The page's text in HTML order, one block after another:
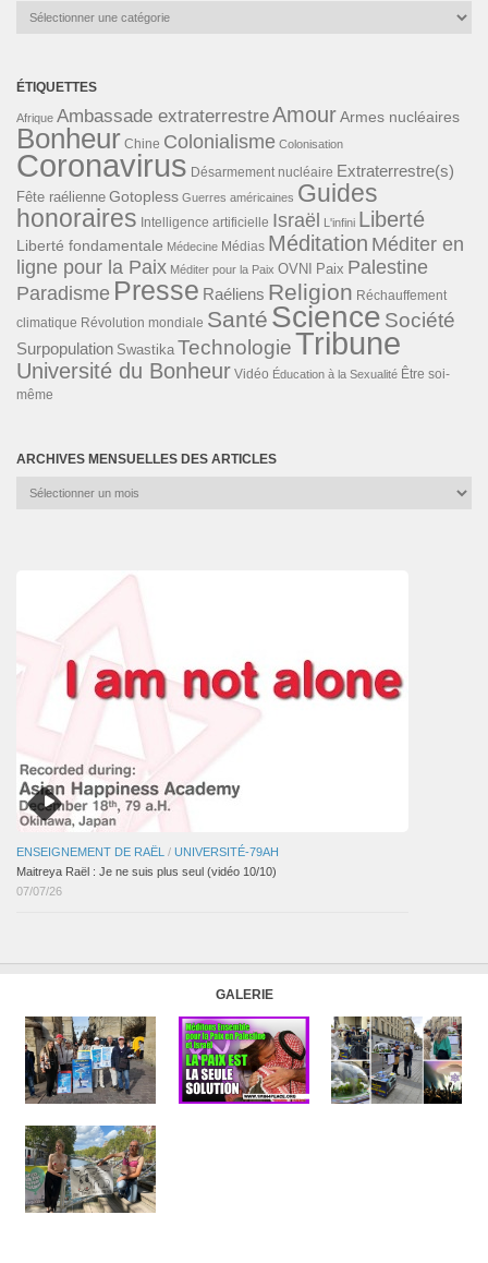
Catégories
ÉTIQUETTES
Afrique Ambassade extraterrestreAmourArmes nucléaires
Bonheur Chine Colonialisme Colonisation
Coronavirus Désarmement nucléaire Extraterrestre(s)
Fête raélienne Gotopless Guerres américaines Guides
honoraires Intelligence artificielle Israël L'infini Liberté
Liberté fondamentale Médecine Médias Méditation Méditer en
ligne pour la Paix Méditer pour la Paix OVNI Paix Palestine
Paradisme Presse Raéliens Religion Réchauffement
climatique Révolution mondiale Santé Science Société
Surpopulation Swastika TechnologieTribune
Université du Bonheur Vidéo Éducation à la Sexualité Être soi-
même
ARCHIVES MENSUELLES DES ARTICLES
Archives
ENSEIGNEMENT DE RAËL / UNIVERSITÉ-79AH
Maitreya Raël : Je ne suis plus seul (vidéo 10/10)
07/07/26
GALERIE